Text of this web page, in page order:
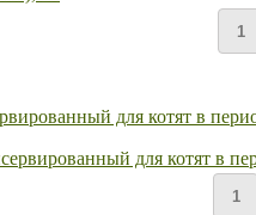
для котят в